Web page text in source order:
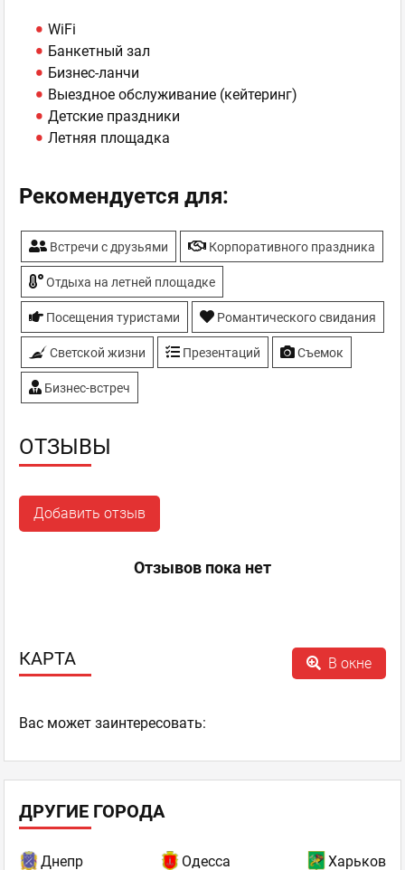
WiFi
Банкетный зал
Бизнес-ланчи
Выездное обслуживание (кейтеринг)
Детские праздники
Летняя площадка
Рекомендуется для:
Встречи с друзьями Корпоративного праздника
Отдыха на летней площадке
Посещения туристами Романтического свидания
Светской жизни Презентаций Съемок
Бизнес-встреч
ОТЗЫВЫ
Добавить отзыв
Отзывов пока нет
КАРТА В окне
Ваc может заинтересовать:
ДРУГИЕ ГОРОДА
Днепр Одесса Харьков